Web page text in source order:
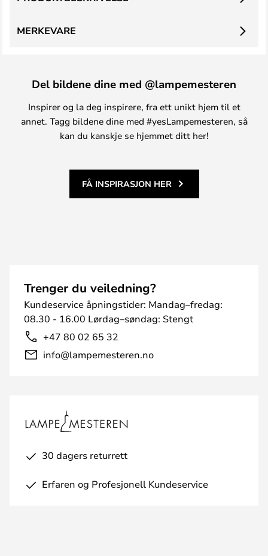
MERKEVARE
Del bildene dine med @lampemesteren
Inspirer og la deg inspirere, fra ett unikt hjem til et
annet. Tagg bildene dine med #yesLampemesteren, så
kan du kanskje se hjemmet ditt her!
FÅ INSPIRASJON HER
Trenger du veiledning?
Kundeservice åpningstider: Mandag–fredag:
08.30 - 16.00 Lørdag–søndag: Stengt
+47 80 02 65 32
info@lampemesteren.no
30 dagers returrett
Erfaren og Profesjonell Kundeservice